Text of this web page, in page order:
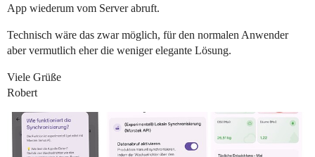
App wiederum vom Server abruft.
Technisch wäre das zwar möglich, für den normalen Anwender
aber vermutlich eher die weniger elegante Lösung.
Viele Grüße
Robert